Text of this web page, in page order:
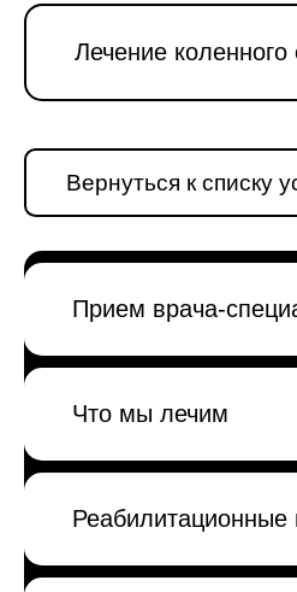
Прием врача-
Что мы лечим
Лечение коленного
Вернуться к списку